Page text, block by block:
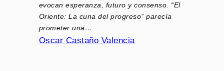
evocan esperanza, futuro y consenso. “El
Oriente: La cuna del progreso” parecía
prometer una…
Oscar Castaño Valencia